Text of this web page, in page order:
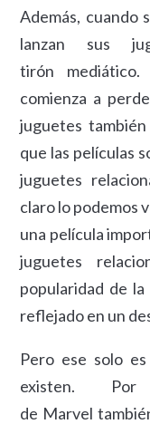
Además, cuando
lanzan sus
tirón
comienza a
juguetes
que las películas
juguetes
claro lo podemos
una película
juguetes
popularidad de
reflejado en un
Pero ese solo
existen.
de Marvel